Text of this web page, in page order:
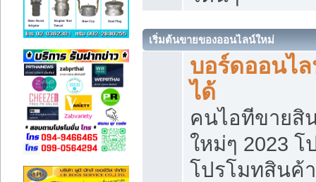
เริ่มต้นขายของออนไลน์ใหม่
บอร์ดออนไ
ได้
คนไอทีขายสิ
ใหม่ๆ 2023
โปรโมทสินค้